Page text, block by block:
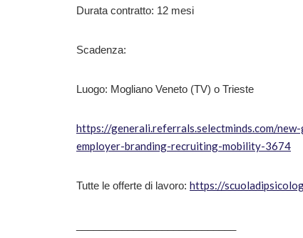
Durata contratto: 12 mesi
Scadenza:
Luogo: Mogliano Veneto (TV) o Trieste
https://generali.referrals.selectminds.com/
employer-branding-recruiting-mobility-3674
Tutte le offerte di lavoro: https://